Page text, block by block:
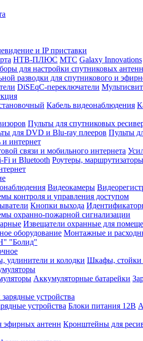
и IP приставки
НТВ-ПЛЮС МТС Galaxy Innovations
для настройки спутниковых антенн
разводки для спутникового и
DiSEqC-переключатели
Кабель видеонаблюдения
Пульты для спутниковых
для DVD и Blu-ray плееров Пульты
и интернет
связи и мобильного интернета
Fi и Bluetooth Роутеры, маршрутизаторы
Видеокамеры
контроля и управления доступом
Кнопки выхода
охранно-пожарной сигнализации
Извещатели охранные для
оборудование Монтажные и
"Болид"
удлинители и колодки Шкафы,
Аккумуляторные батарейки
устройства
устройства Блоки питания 12В
антенн Кронштейны для